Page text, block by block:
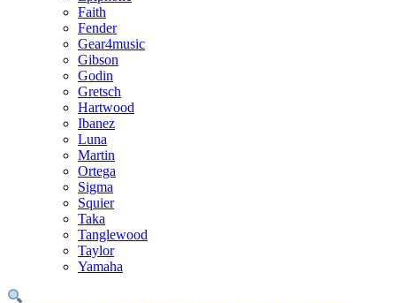
Faith
Fender
Gear4music
Gibson
Godin
Gretsch
Hartwood
Ibanez
Luna
Martin
Ortega
Sigma
Squier
Taka
Tanglewood
Taylor
Yamaha